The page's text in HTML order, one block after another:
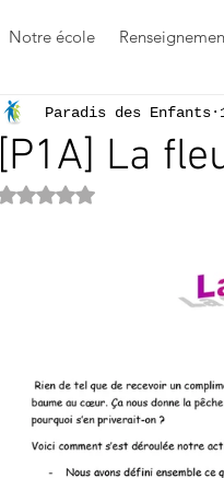
Notre école
[P1A] La
Paradis des Enfants
Noté NaN étoiles sur